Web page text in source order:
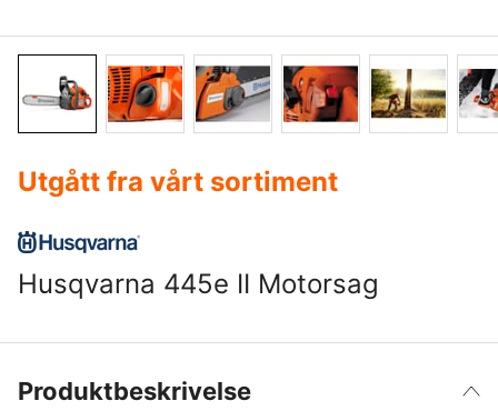
Utgått fra vårt sortiment
Husqvarna 445e II Motorsag
Produktbeskrivelse